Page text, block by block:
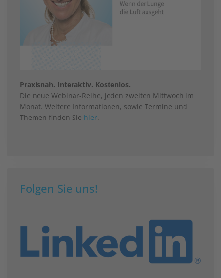
Praxisnah. Interaktiv. Kostenlos.
Die neue Webinar-Reihe, jeden zweiten Mittwoch im
Monat. Weitere Informationen, sowie Termine und
Themen finden Sie hier.
Folgen Sie uns!